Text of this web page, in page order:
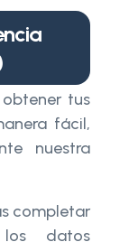
tus
fácil,
nuestra
completar
datos